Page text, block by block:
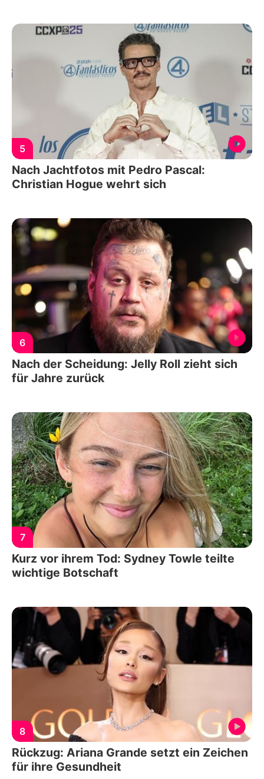
5
Nach Jachtfotos mit Pedro Pascal:
Christian Hogue wehrt sich
6
Nach der Scheidung: Jelly Roll zieht sich
für Jahre zurück
7
Kurz vor ihrem Tod: Sydney Towle teilte
wichtige Botschaft
8
Rückzug: Ariana Grande setzt ein Zeichen
für ihre Gesundheit